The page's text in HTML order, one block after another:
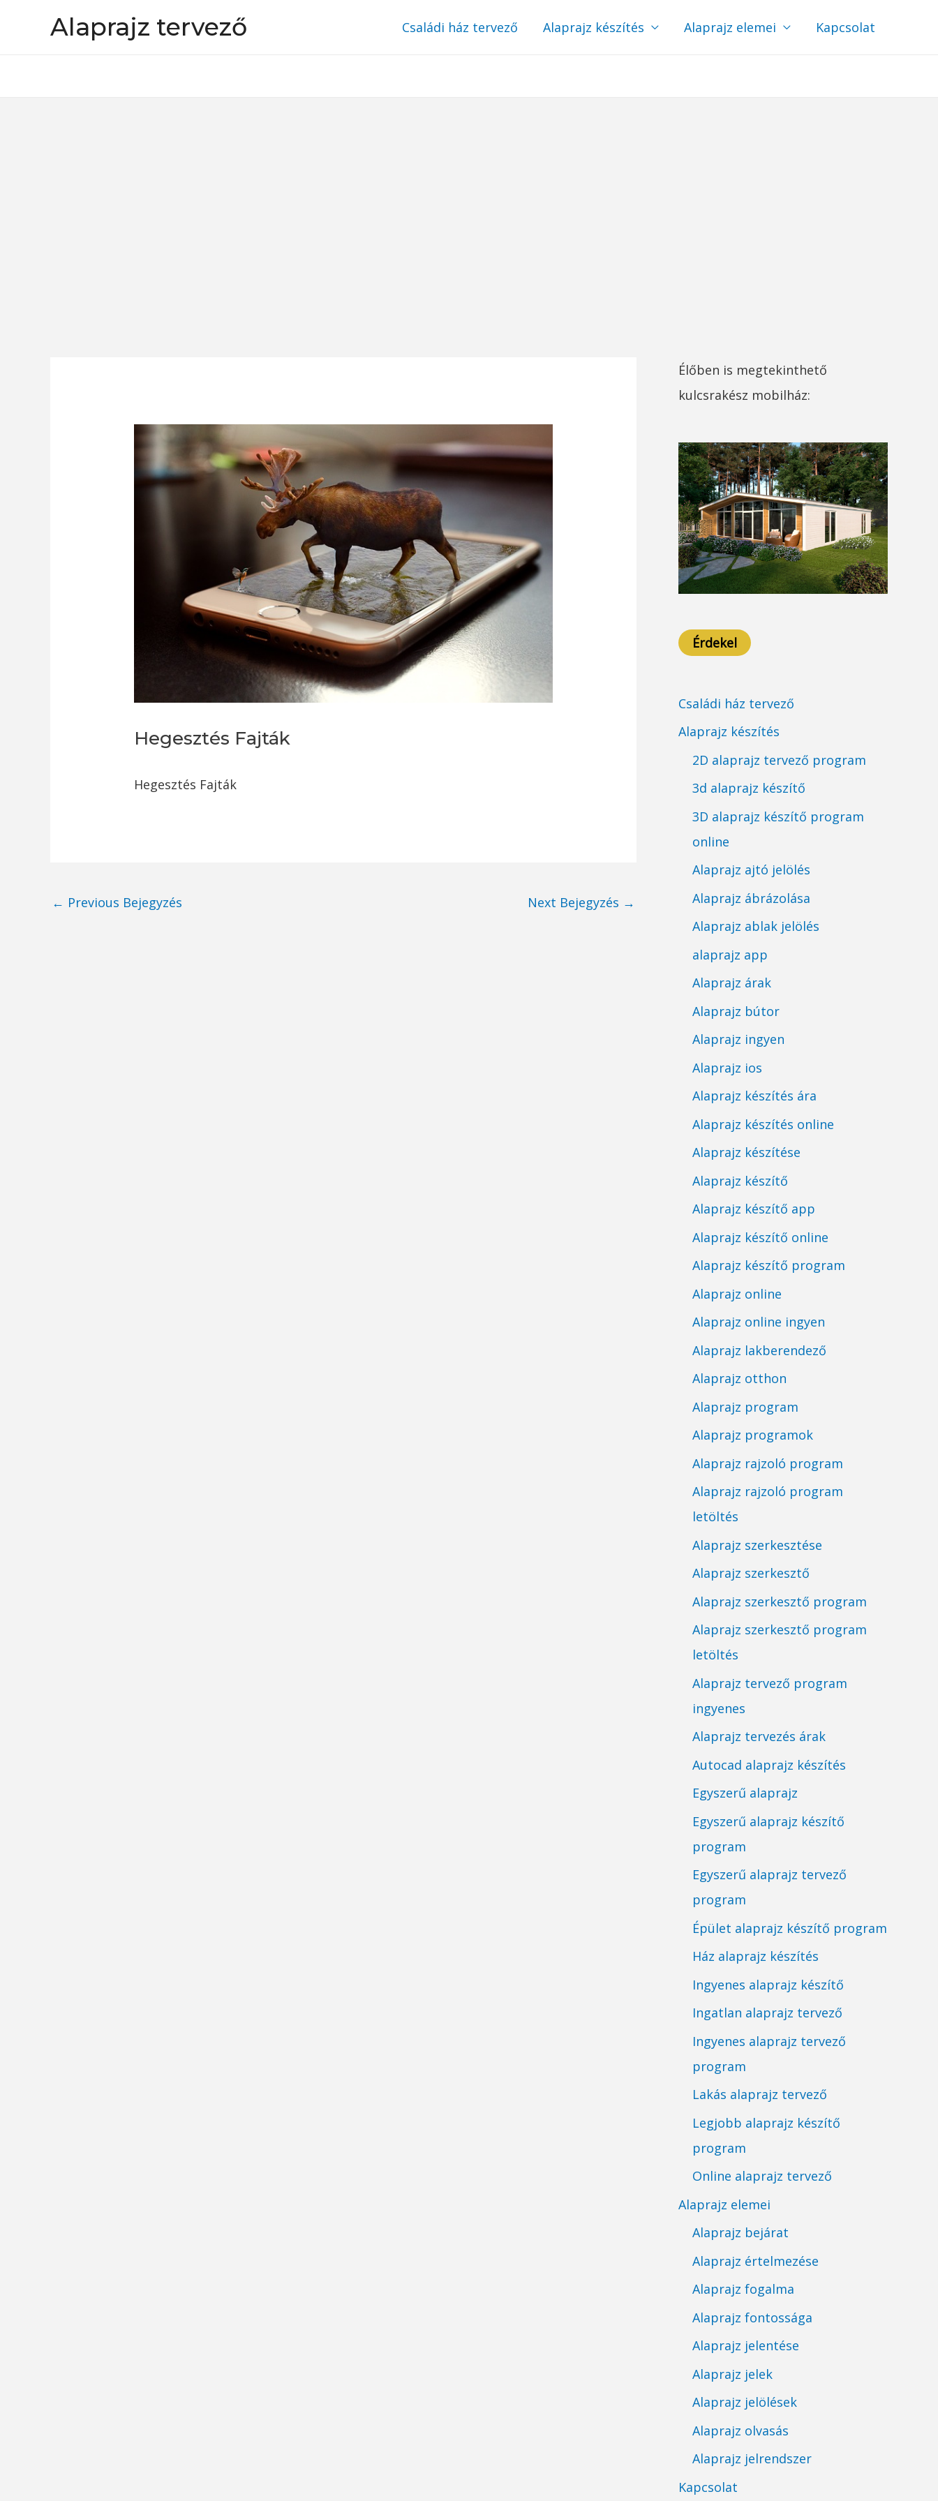
Alaprajz tervező Családi ház tervező Alaprajz készítés Alaprajz elemei Kapcsolat
Hegesztés Fajták
Hegesztés Fajták
Post
← Previous Bejegyzés Next Bejegyzés →
Élőben is megtekinthető
kulcsrakész mobilház:
Érdekel
Családi ház tervező
Alaprajz készítés
2D alaprajz tervező program
3d alaprajz készítő
3D alaprajz készítő program
online
Alaprajz ajtó jelölés
Alaprajz ábrázolása
Alaprajz ablak jelölés
alaprajz app
Alaprajz árak
Alaprajz bútor
Alaprajz ingyen
Alaprajz ios
Alaprajz készítés ára
Alaprajz készítés online
Alaprajz készítése
Alaprajz készítő
Alaprajz készítő app
Alaprajz készítő online
Alaprajz készítő program
Alaprajz online
Alaprajz online ingyen
Alaprajz lakberendező
Alaprajz otthon
Alaprajz program
Alaprajz programok
Alaprajz rajzoló program
Alaprajz rajzoló program
letöltés
Alaprajz szerkesztése
Alaprajz szerkesztő
Alaprajz szerkesztő program
Alaprajz szerkesztő program
letöltés
Alaprajz tervező program
ingyenes
Alaprajz tervezés árak
Autocad alaprajz készítés
Egyszerű alaprajz
Egyszerű alaprajz készítő
program
Egyszerű alaprajz tervező
program
Épület alaprajz készítő program
Ház alaprajz készítés
Ingyenes alaprajz készítő
Ingatlan alaprajz tervező
Ingyenes alaprajz tervező
program
Lakás alaprajz tervező
Legjobb alaprajz készítő
program
Online alaprajz tervező
Alaprajz elemei
Alaprajz bejárat
Alaprajz értelmezése
Alaprajz fogalma
Alaprajz fontossága
Alaprajz jelentése
Alaprajz jelek
Alaprajz jelölések
Alaprajz olvasás
Alaprajz jelrendszer
Kapcsolat